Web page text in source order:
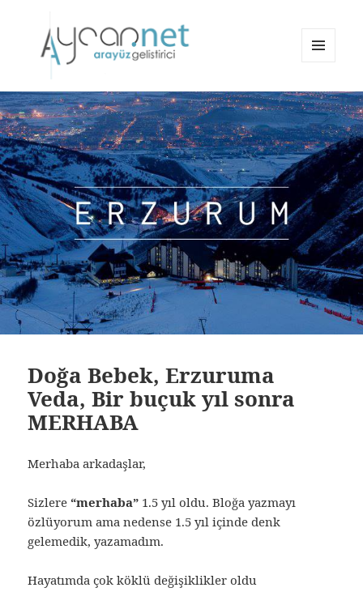
aycan.net | aycan bülbül
BILEŞENLER
Doğa Bebek, Erzuruma
Veda, Bir buçuk yıl sonra
MERHABA
Merhaba arkadaşlar,
Sizlere“merhaba” 1.5 yıl oldu. Bloğa yazmayı
özlüyorum ama nedense 1.5 yıl içinde denk
gelemedik, yazamadım.
Hayatımda çok köklü değişiklikler oldu